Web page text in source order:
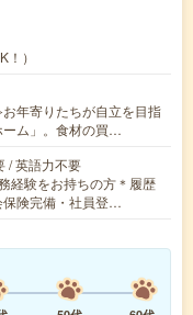
）
年寄りたちが自立を目指
ーム」。食材の買…
/ 英語力不要
験をお持ちの方＊履歴
険完備・社員登…